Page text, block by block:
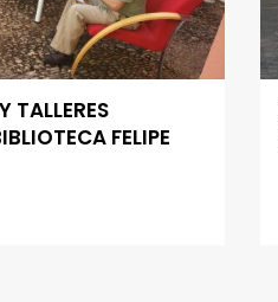
TALLERES
FELIPE